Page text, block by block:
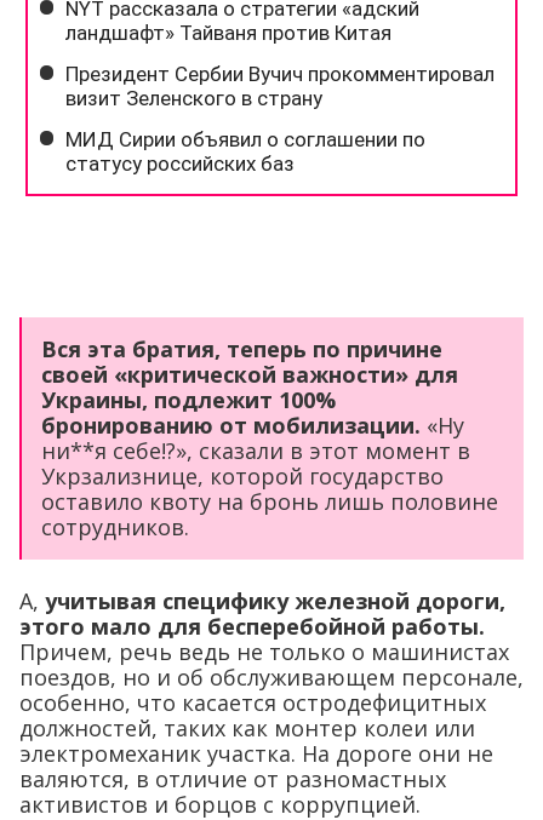
Вся эта братия, теперь по причине
своей «критической важности» для
Украины, подлежит 100%
бронированию от мобилизации. «Ну
ни**я себе!?», сказали в этот момент в
Укрзализнице, которой государство
оставило квоту на бронь лишь половине
сотрудников.
А, учитывая специфику железной дороги,
этого мало для бесперебойной работы.
Причем, речь ведь не только о машинистах
поездов, но и об обслуживающем персонале,
особенно, что касается остродефицитных
должностей, таких как монтер колеи или
электромеханик участка. На дороге они не
валяются, в отличие от разномастных
активистов и борцов с коррупцией.